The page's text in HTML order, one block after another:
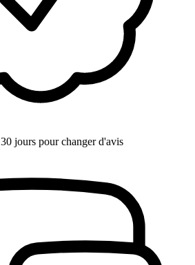
30 jours pour changer d'avis